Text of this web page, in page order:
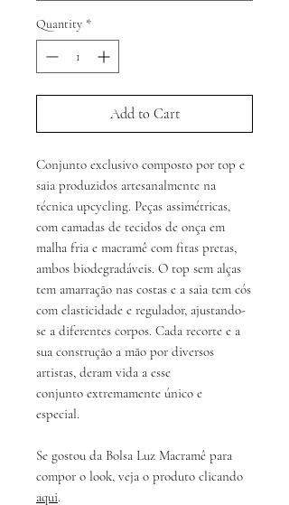
Quantity *
Add to Cart
Conjunto exclusivo composto por top e
saia produzidos artesanalmente na
técnica upcycling. Peças assimétricas,
com camadas de tecidos de onça em
malha fria e macramê com fitas pretas,
ambos biodegradáveis. O top sem alças
tem amarração nas costas e a saia tem cós
com elasticidade e regulador, ajustando-
se a diferentes corpos. Cada recorte e a
sua construção a mão por diversos
artistas, deram vida a esse
conjunto extremamente único e
especial.
Se gostou da Bolsa Luz Macramê para
compor o look, veja o produto clicando
aqui.